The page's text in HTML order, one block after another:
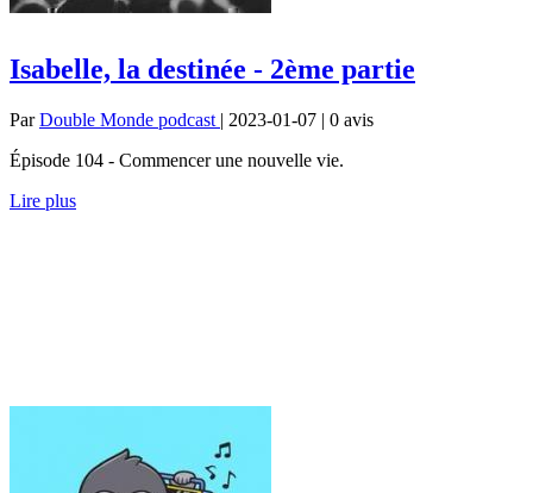
Isabelle, la destinée - 2ème partie
ParDouble Monde podcast | 2023-01-07 | 0 avis
Épisode 104 - Commencer une nouvelle vie.
Lire plus